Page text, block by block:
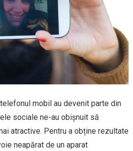
mobil au devenit parte din
sociale ne-au obișnuit să
atractive. Pentru a obține rezultate
neapărat de un aparat